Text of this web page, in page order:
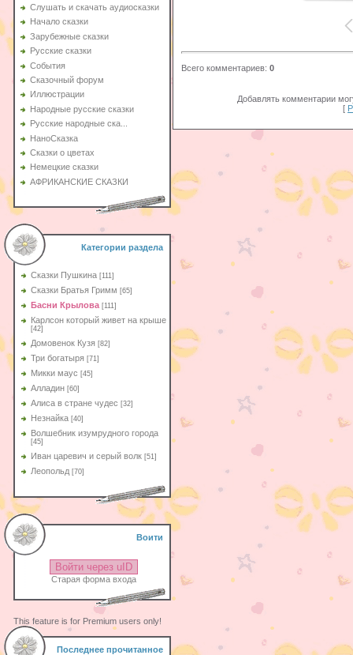
Слушать и скачать аудиосказки
Начало сказки
Зарубежные сказки
Русские сказки
События
Сказочный форум
Иллюстрации
Народные русские сказки
Русские народные ска...
НаноСказка
Сказки о цветах
Немецкие сказки
АФРИКАНСКИЕ СКАЗКИ
Категории раздела
Сказки Пушкина [111]
Сказки Братья Гримм [65]
Басни Крылова [111]
Карлсон который живет на крыше
[42]
Домовенок Кузя [82]
Три богатыря [71]
Микки маус [45]
Алладин [60]
Aлиса в стране чудес [32]
Незнайка [40]
Волшебник изумрудного города
[45]
Иван царевич и серый волк [51]
Леопольд [70]
Воити
Войти через uID
Старая форма входа
This feature is for Premium users only!
Последнее прочитанное
Всего комментариев: 0
Добавлять комментарии
[